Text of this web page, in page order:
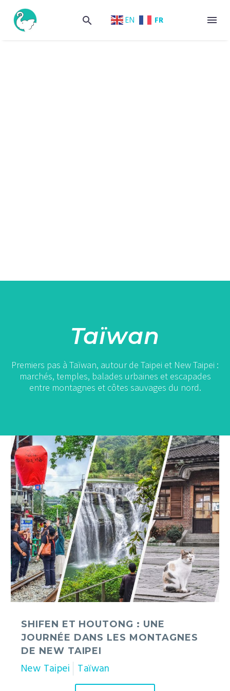
EN FR
Taïwan
Premiers pas à Taïwan, autour de Taipei et New Taipei :
marchés, temples, balades urbaines et escapades
entre montagnes et côtes sauvages du nord.
Shifen
et
Houtong
:
une
journée
dans
les
montagnes
de
New
Taipei
SHIFEN ET HOUTONG : UNE
JOURNÉE DANS LES MONTAGNES
DE NEW TAIPEI
New Taipei Taïwan